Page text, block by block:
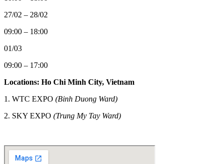
27/02 – 28/02
09:00 – 18:00
01/03
09:00 – 17:00
Locations: Ho Chi Minh City, Vietnam
1. WTC EXPO (Binh Duong Ward)
2. SKY EXPO (Trung My Tay Ward)